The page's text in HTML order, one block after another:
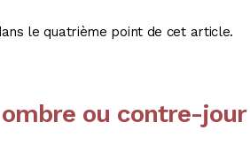
le quatrième point de cet article.
ou contre-jour